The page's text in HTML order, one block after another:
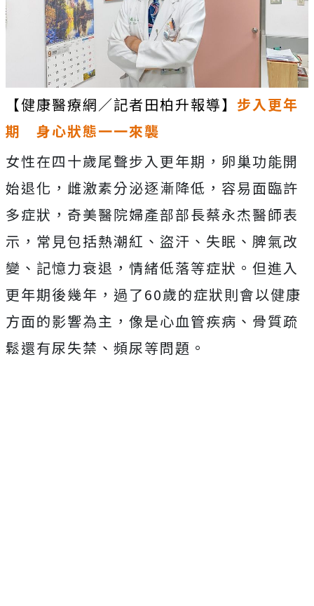
【健康醫療網／記者田柏升報導】 步入更年
期 身心狀態一一來襲
女性在四十歲尾聲步入更年期，卵巢功能開
始退化，雌激素分泌逐漸降低，容易面臨許
多症狀，奇美醫院婦產部部長蔡永杰醫師表
示，常見包括熱潮紅、盜汗、失眠、脾氣改
變、記憶力衰退，情緒低落等症狀。但進入
更年期後幾年，過了60歲的症狀則會以健康
方面的影響為主，像是心血管疾病、骨質疏
鬆還有尿失禁、頻尿等問題。